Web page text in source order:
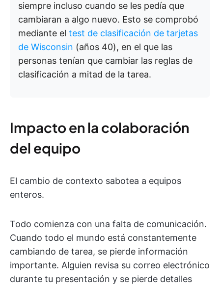
siempre incluso cuando se les pedía que
cambiaran a algo nuevo. Esto se comprobó
mediante el test de clasificación de tarjetas
de Wisconsin (años 40), en el que las
personas tenían que cambiar las reglas de
clasificación a mitad de la tarea.
Impacto en la colaboración
del equipo
El cambio de contexto sabotea a equipos
enteros.
Todo comienza con una falta de comunicación.
Cuando todo el mundo está constantemente
cambiando de tarea, se pierde información
importante. Alguien revisa su correo electrónico
durante tu presentación y se pierde detalles